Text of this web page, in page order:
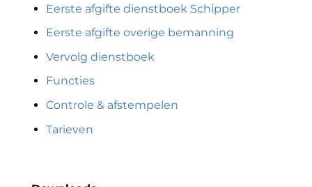
Eerste afgifte dienstboek Schipper
Eerste afgifte overige bemanning
Vervolg dienstboek
Functies
Controle & afstempelen
Tarieven